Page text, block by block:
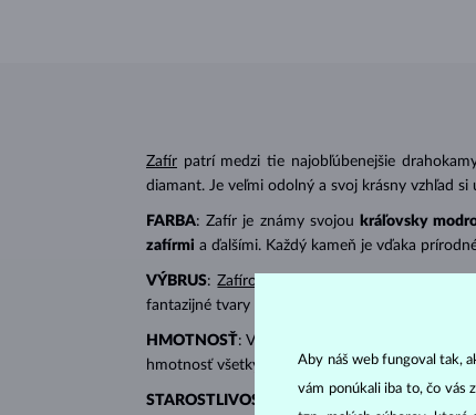
Zafír patrí medzi tie najobľúbenejšie
diamant. Je veľmi odolný a svoj krásny vzhľad
FARBA: Zafír je známy svojou kráľovsky
zafírmi a ďalšími. Každý kameň je vďaka
VÝBRUS: Zafírové šperky
fantazijné tvary napr. markíza, srdiečko či kvapka.
HMOTNOSŤ: Váha zafíru sa udáva v karátoch
hmotnosť všetkých kameňov.
STAROSTLIVOSŤ : Šperky so zafírom
Aby náš web fungoval tak,
vám ponúkali iba to, čo vás